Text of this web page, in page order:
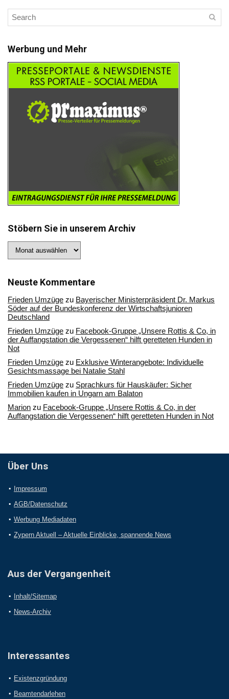
Werbung und Mehr
Stöbern Sie in unserem Archiv
Sie
Archiv
Neuste Kommentare
Frieden Umzüge zu Bayerischer Ministerpräsident Dr. Markus
Söder auf der Bundeskonferenz der Wirtschaftsjunioren
Deutschland
Frieden Umzüge zu Facebook-Gruppe „Unsere Rottis & Co, in
der Auffangstation die Vergessenen“ hilft geretteten Hunden in
Not
Frieden Umzüge zu Exklusive Winterangebote: Individuelle
Gesichtsmassage bei Natalie Stahl
Frieden Umzüge zu Sprachkurs für Hauskäufer: Sicher
Immobilien kaufen in Ungarn am Balaton
Marion zu Facebook-Gruppe „Unsere Rottis & Co, in der
Auffangstation die Vergessenen“ hilft geretteten Hunden in Not
Über Uns
Impressum
AGB/Datenschutz
Werbung Mediadaten
Zypern Aktuell – Aktuelle Einblicke, spannende News
Aus der Vergangenheit
Inhalt/Sitemap
News-Archiv
Interessantes
Existenzgründung
Beamtendarlehen